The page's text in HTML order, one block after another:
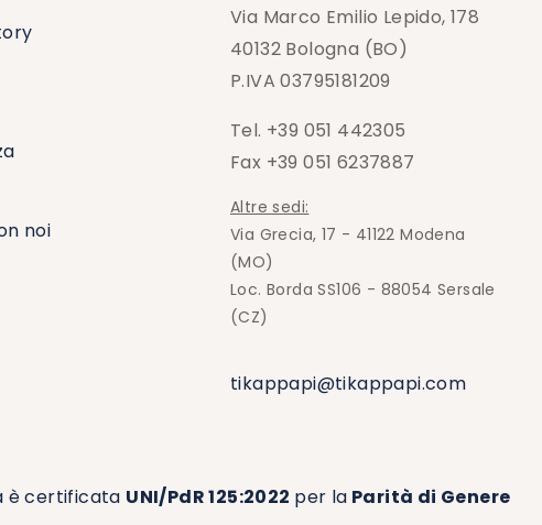
noi
Via Marco Emilio Lepido, 178
40132 Bologna (BO)
P.IVA 03795181209
Tel. +39 051 442305
Fax +39 051 6237887
Altre sedi:
Via Grecia, 17 - 41122 Modena
(MO)
Loc. Borda SS106 - 88054 Sersale
(CZ)
tikappapi@tikappapi.com
è certificata UNI/PdR 125:2022 per la Parità di Genere